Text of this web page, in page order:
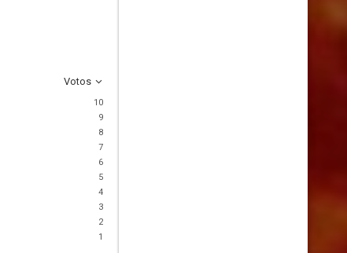
Votos
10
9
8
7
6
5
4
3
2
1